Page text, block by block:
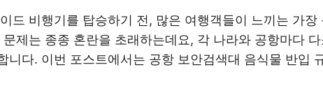
드 비행기를 탑승하기 전, 많은 여행객들이 느끼는 가
제는 종종 혼란을 초래하는데요, 각 나라와 공항마다
니다. 이번 포스트에서는 공항 보안검색대 음식물 반입